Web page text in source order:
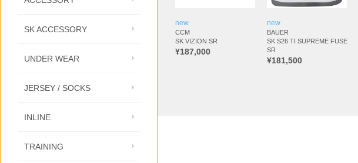
SK ACCESSORY
UNDER WEAR
JERSEY / SOCKS
INLINE
TRAINING
new
CCM
SK VIZION SR
¥187,000
new
BAUER
SK S26 TI SUPREME FUSE
SR
¥181,500